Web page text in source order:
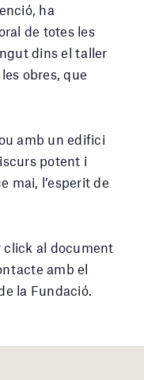
ha
de totes les
dins el taller
obres, que
amb un edifici
potent i
mai, l’esperit de
click al document
amb el
la Fundació.